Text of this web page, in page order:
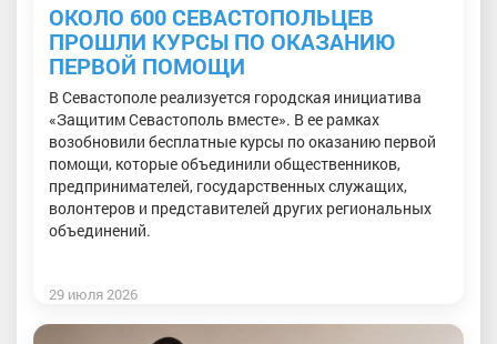
ОКОЛО 600 СЕВАСТОПОЛЬЦЕВ
ПРОШЛИ КУРСЫ ПО ОКАЗАНИЮ
ПЕРВОЙ ПОМОЩИ
В Севастополе реализуется городская инициатива
«Защитим Севастополь вместе». В ее рамках
возобновили бесплатные курсы по оказанию первой
помощи, которые объединили общественников,
предпринимателей, государственных служащих,
волонтеров и представителей других региональных
объединений.
29 июля 2026